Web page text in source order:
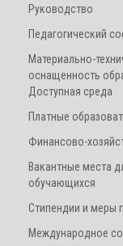
Руководство
Педагогический
Материально-
оснащенность
Доступная среда
Платные
Финансово-
Вакантные места
обучающихся
Стипендии и меры
Международное